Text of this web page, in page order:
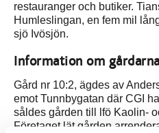
restauranger och butiker.
Humleslingan, en fem mil
sjö Ivösjön.
Information om
Gård nr 10:2, ägdes av
emot Tunnbygatan där CGI
såldes gården till lfö Kaolin-
Företaget lät gården